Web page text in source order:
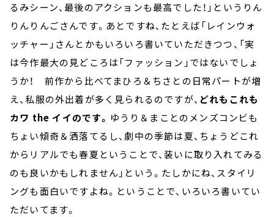
るみシーン、最後のアクションも最高でした！」というりん
りんりんごさんです。あとですね、たとえば「レインウォ
ッチャー」さんとかもいろいろ書いていただきつつ、「実
は今作最大の見どころは「ファッション」ではないでしょ
うか！ 前作から比べてまひろ＆ちさとの日常パートが増
え、私服の外出着が多く見られるのですが、 どれもこれも
カワ the イイのです。 ゆうり＆まことのメンズコンビも
ちょい傾奇＆洒落てるし、劇中の季節は夏、ちょうどこれ
からリアルでも春夏ということで、装いに取り入れてみる
のも良いかもしれません」という。たしかにね、スタイリ
ングも面白いですよね。ということで、いろいろ書いてい
ただいてます。